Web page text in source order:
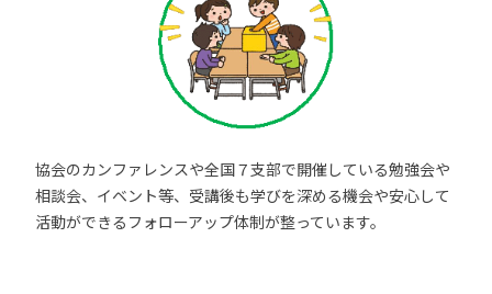
協会のカンファレンスや全国７支部で開催している勉強会や
相談会、イベント等、受講後も学びを深める機会や安心して
活動ができるフォローアップ体制が整っています。